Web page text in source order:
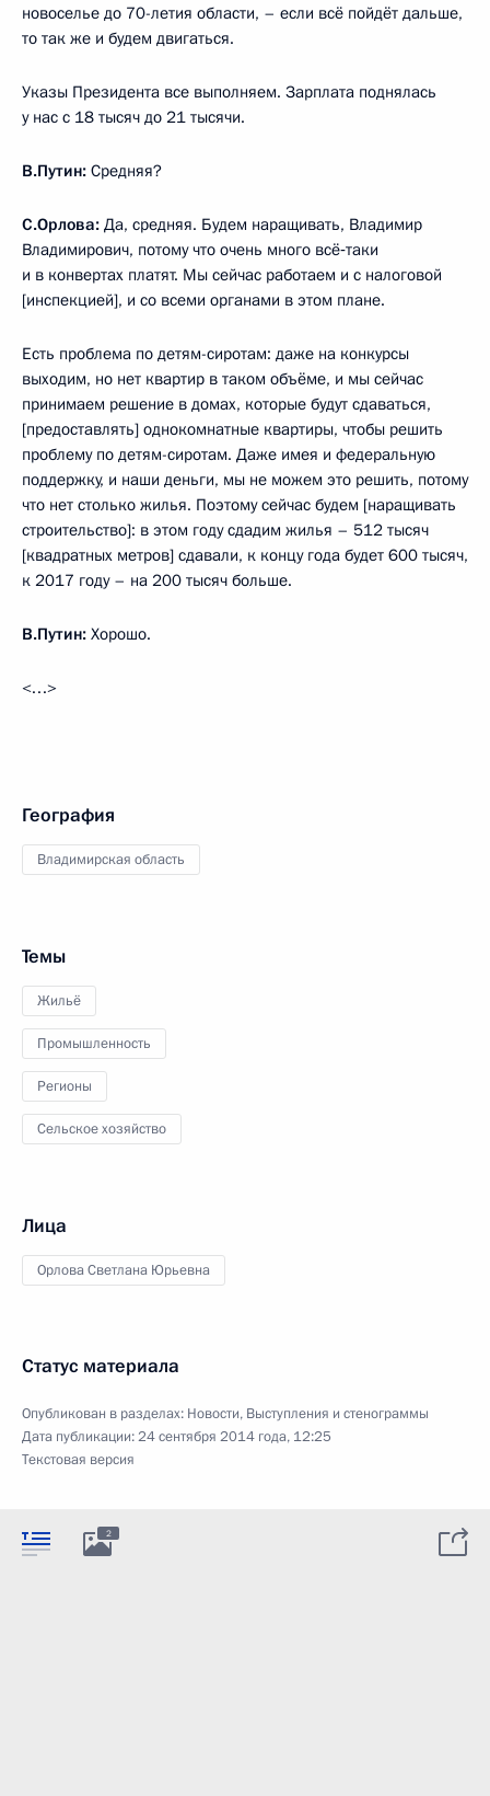
новоселье до 70-летия области, – если всё пойдёт дальше,
то так же и будем двигаться.
Указы Президента все выполняем. Зарплата поднялась
у нас с 18 тысяч до 21 тысячи.
В.Путин: Средняя?
С.Орлова: Да, средняя. Будем наращивать, Владимир
Владимирович, потому что очень много всё‑таки
и в конвертах платят. Мы сейчас работаем и с налоговой
[инспекцией], и со всеми органами в этом плане.
Есть проблема по детям-сиротам: даже на конкурсы
выходим, но нет квартир в таком объёме, и мы сейчас
принимаем решение в домах, которые будут сдаваться,
[предоставлять] однокомнатные квартиры, чтобы решить
проблему по детям-сиротам. Даже имея и федеральную
поддержку, и наши деньги, мы не можем это решить, потому
что нет столько жилья. Поэтому сейчас будем [наращивать
строительство]: в этом году сдадим жилья – 512 тысяч
[квадратных метров] сдавали, к концу года будет 600 тысяч,
к 2017 году – на 200 тысяч больше.
В.Путин: Хорошо.
<…>
География
Владимирская область
Темы
Жильё
Промышленность
Регионы
Сельское хозяйство
Лица
Орлова Светлана Юрьевна
Статус материала
Опубликован в разделах: Новости, Выступления и стенограммы
Дата публикации:24 сентября 2014 года, 12:25
Текстовая версия
2